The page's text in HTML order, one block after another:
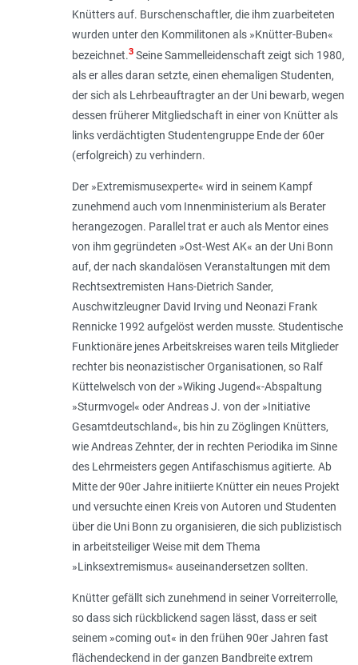
Knütters auf. Burschenschaftler, die ihm zuarbeiteten
wurden unter den Kommilitonen als »Knütter-Buben«
bezeichnet.3Seine Sammelleidenschaft zeigt sich 1980,
als er alles daran setzte, einen ehemaligen Studenten,
der sich als Lehrbeauftragter an der Uni bewarb, wegen
dessen früherer Mitgliedschaft in einer von Knütter als
links verdächtigten Studentengruppe Ende der 60er
(erfolgreich) zu verhindern.
Der »Extremismusexperte« wird in seinem Kampf
zunehmend auch vom Innenministerium als Berater
herangezogen. Parallel trat er auch als Mentor eines
von ihm gegründeten »Ost-West AK« an der Uni Bonn
auf, der nach skandalösen Veranstaltungen mit dem
Rechtsextremisten Hans-Dietrich Sander,
Auschwitzleugner David Irving und Neonazi Frank
Rennicke 1992 aufgelöst werden musste. Studentische
Funktionäre jenes Arbeitskreises waren teils Mitglieder
rechter bis neonazistischer Organisationen, so Ralf
Küttelwelsch von der »Wiking Jugend«-Abspaltung
»Sturmvogel« oder Andreas J. von der »Initiative
Gesamtdeutschland«, bis hin zu Zöglingen Knütters,
wie Andreas Zehnter, der in rechten Periodika im Sinne
des Lehrmeisters gegen Antifaschismus agitierte. Ab
Mitte der 90er Jahre initiierte Knütter ein neues Projekt
und versuchte einen Kreis von Autoren und Studenten
über die Uni Bonn zu organisieren, die sich publizistisch
in arbeitsteiliger Weise mit dem Thema
»Linksextremismus« auseinandersetzen sollten.
Knütter gefällt sich zunehmend in seiner Vorreiterrolle,
so dass sich rückblickend sagen lässt, dass er seit
seinem »coming out« in den frühen 90er Jahren fast
flächendeckend in der ganzen Bandbreite extrem